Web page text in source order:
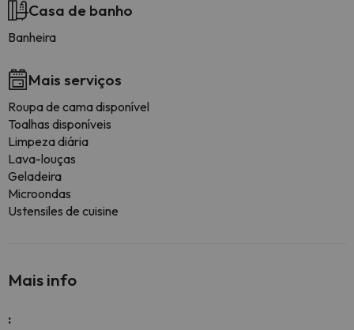
Casa de banho
Banheira
Mais serviços
Roupa de cama disponível
Toalhas disponíveis
Limpeza diária
Lava-louças
Geladeira
Microondas
Ustensiles de cuisine
Mais info
: